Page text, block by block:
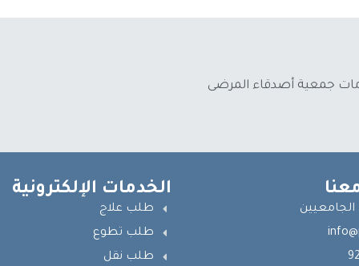
جمعية أصدقاء المرضى
الخدمات الإلكترونية
طلب علاج
طلب تطوع
طلب نقل
الجامعيين